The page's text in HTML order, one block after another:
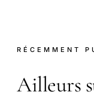
RÉCEMMENT
Ailleurs